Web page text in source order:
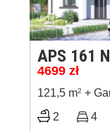
APS 161
4699 zł
121,5 m2 +
2 4